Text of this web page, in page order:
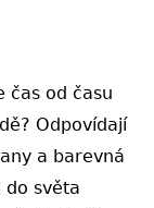
čas od času
Odpovídají
a barevná
do světa